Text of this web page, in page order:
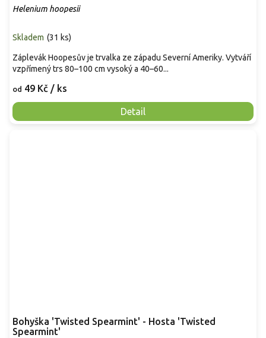
Helenium hoopesii
Skladem (31 ks)
od 49 Kč / ks
Detail
Záplevák Hoopesův je trvalka ze západu Severní Ameriky. Vytváří
vzpřímený trs 80–100 cm vysoký a 40–60...
Bohyška 'Twisted Spearmint' - Hosta 'Twisted
Spearmint'